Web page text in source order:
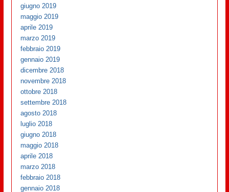
giugno 2019
maggio 2019
aprile 2019
marzo 2019
febbraio 2019
gennaio 2019
dicembre 2018
novembre 2018
ottobre 2018
settembre 2018
agosto 2018
luglio 2018
giugno 2018
maggio 2018
aprile 2018
marzo 2018
febbraio 2018
gennaio 2018